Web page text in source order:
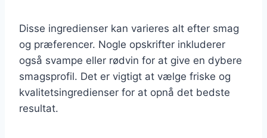
Disse ingredienser kan varieres alt efter smag
og præferencer. Nogle opskrifter inkluderer
også svampe eller rødvin for at give en dybere
smagsprofil. Det er vigtigt at vælge friske og
kvalitetsingredienser for at opnå det bedste
resultat.